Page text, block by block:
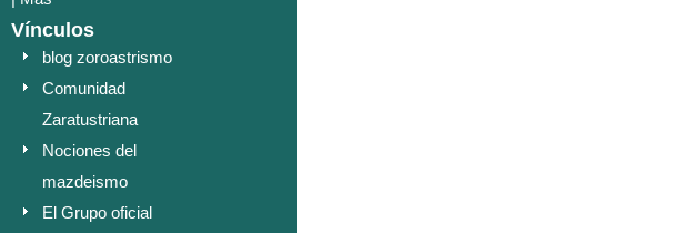
Vínculos
blog zoroastrismo
Comunidad
Zaratustriana
Nociones del
mazdeismo
El Grupo oficial